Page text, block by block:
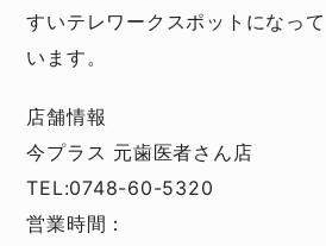
すいテレワークスポットになって
います。
店舗情報
今プラス 元歯医者さん店
TEL:0748-60-5320
営業時間：